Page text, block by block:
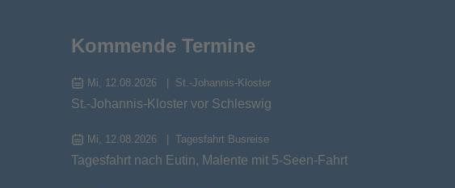
Kommende Termine
Mi, 12.08.2026 St.-Johannis-Kloster
St.-Johannis-Kloster vor Schleswig
Mi, 12.08.2026 Tagesfahrt Busreise
Tagesfahrt nach Eutin, Malente mit 5-Seen-Fahrt